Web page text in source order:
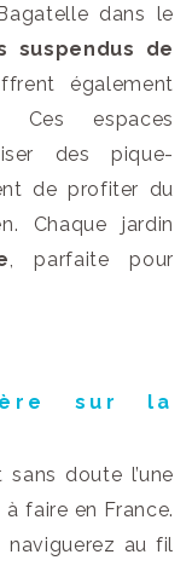
dans le
suspendus de
également
Ces espaces
des pique-
de profiter du
Chaque jardin
, parfaite pour
sur la
doute l’une
faire en France.
naviguerez au fil